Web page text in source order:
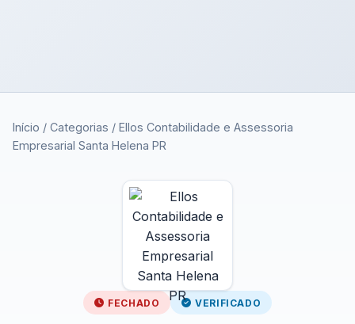
Início / Categorias / Ellos Contabilidade e Assessoria
Empresarial Santa Helena PR
FECHADO VERIFICADO